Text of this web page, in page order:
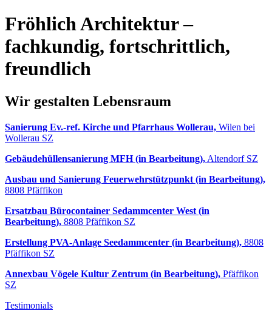
Fröhlich Architektur –
fachkundig, fortschrittlich,
freundlich
Wir gestalten Lebensraum
Sanierung Ev.-ref. Kirche und Pfarrhaus Wollerau, Wilen bei
Wollerau SZ
Gebäudehüllensanierung MFH (in Bearbeitung), Altendorf SZ
Ausbau und Sanierung Feuerwehrstützpunkt (in Bearbeitung),
8808 Pfäffikon
Ersatzbau Bürocontainer Sedammcenter West (in
Bearbeitung), 8808 Pfäffikon SZ
Erstellung PVA-Anlage Seedammcenter (in Bearbeitung), 8808
Pfäffikon SZ
Annexbau Vögele Kultur Zentrum (in Bearbeitung), Pfäffikon
SZ
Testimonials